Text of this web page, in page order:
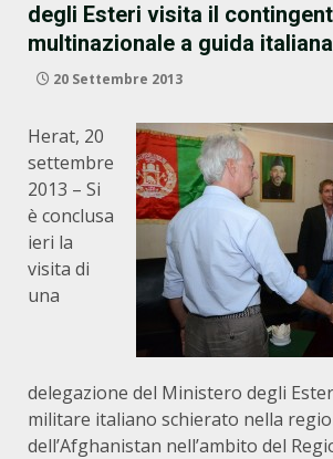
degli Esteri visita il
multinazionale a guida italiana
20 Settembre 2013
Herat, 20
settembre
2013 – Si
è conclusa
ieri la
visita di
una
delegazione del Ministero degli
militare italiano schierato nella
dell’Afghanistan nell’ambito del